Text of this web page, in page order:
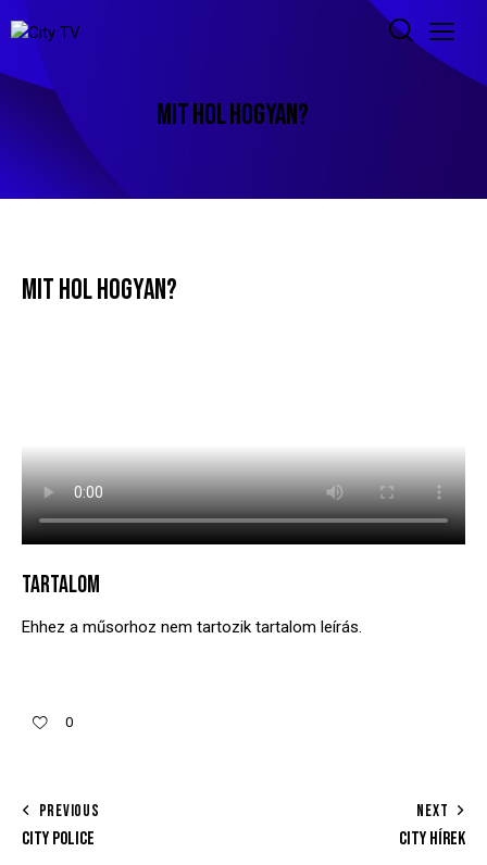
MIT HOL HOGYAN?
MIT HOL HOGYAN?
TARTALOM
Ehhez a műsorhoz nem tartozik tartalom leírás.
0
PREVIOUS
CITY POLICE
NEXT
CITY HÍREK